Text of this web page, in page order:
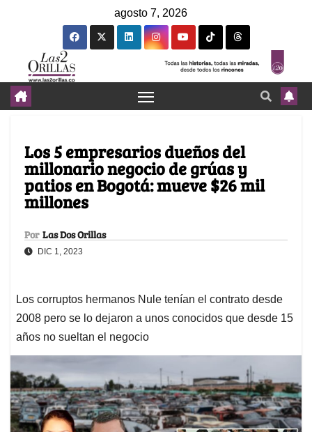
agosto 7, 2026
Los 5 empresarios dueños del
millonario negocio de grúas y
patios en Bogotá: mueve $26 mil
millones
Por Las Dos Orillas
DIC 1, 2023
Los corruptos hermanos Nule tenían el contrato desde
2008 pero se lo dejaron a unos conocidos que desde 15
años no sueltan el negocio